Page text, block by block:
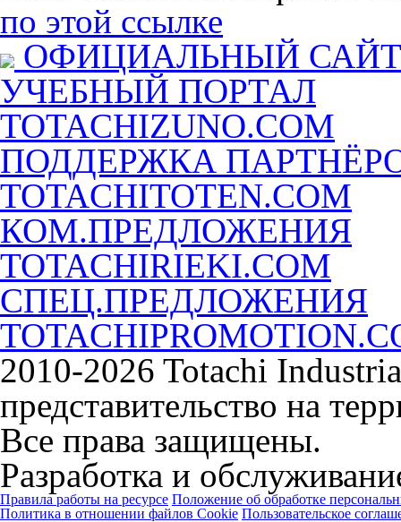
по этой ссылке
ОФИЦИАЛЬНЫЙ
УЧЕБНЫЙ ПОРТАЛ
TOTACHIZUNO.COM
ПОДДЕРЖКА
TOTACHITOTEN.COM
КОМ.ПРЕДЛОЖЕНИЯ
TOTACHIRIEKI.COM
СПЕЦ.ПРЕДЛОЖЕНИЯ
2010-2026 Totachi
представительство на
Все права защищены.
Разработка и
Правила работы на ресурсе Положение об обработке
Политика в отношении файлов Cookie Пользовательское